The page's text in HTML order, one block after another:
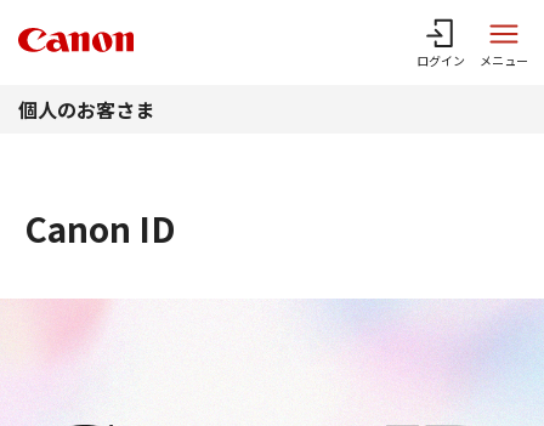
ログイン メニュー
個人のお客さま
Canon ID